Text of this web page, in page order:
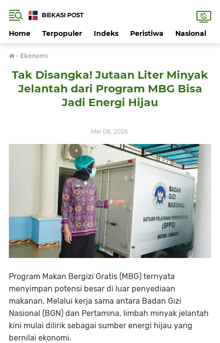
Home Terpopuler Indeks Peristiwa Nasional
› Ekonomi
Tak Disangka! Jutaan Liter Minyak
Jelantah dari Program MBG Bisa
Jadi Energi Hijau
Mei 08, 2026
Program Makan Bergizi Gratis (MBG) ternyata
menyimpan potensi besar di luar penyediaan
makanan. Melalui kerja sama antara Badan Gizi
Nasional (BGN) dan Pertamina, limbah minyak jelantah
kini mulai dilirik sebagai sumber energi hijau yang
bernilai ekonomi.